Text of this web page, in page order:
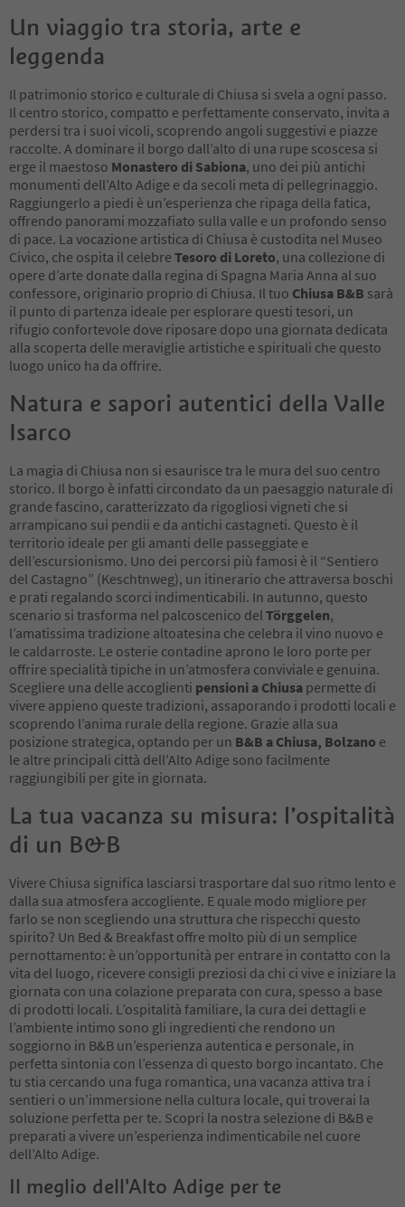
Un viaggio tra storia, arte e
leggenda
Il patrimonio storico e culturale di Chiusa si svela a ogni passo.
Il centro storico, compatto e perfettamente conservato, invita a
perdersi tra i suoi vicoli, scoprendo angoli suggestivi e piazze
raccolte. A dominare il borgo dall’alto di una rupe scoscesa si
erge il maestoso Monastero di Sabiona, uno dei più antichi
monumenti dell’Alto Adige e da secoli meta di pellegrinaggio.
Raggiungerlo a piedi è un’esperienza che ripaga della fatica,
offrendo panorami mozzafiato sulla valle e un profondo senso
di pace. La vocazione artistica di Chiusa è custodita nel Museo
Civico, che ospita il celebre Tesoro di Loreto, una collezione di
opere d’arte donate dalla regina di Spagna Maria Anna al suo
confessore, originario proprio di Chiusa. Il tuo Chiusa B&B sarà
il punto di partenza ideale per esplorare questi tesori, un
rifugio confortevole dove riposare dopo una giornata dedicata
alla scoperta delle meraviglie artistiche e spirituali che questo
luogo unico ha da offrire.
Natura e sapori autentici della Valle
Isarco
La magia di Chiusa non si esaurisce tra le mura del suo centro
storico. Il borgo è infatti circondato da un paesaggio naturale di
grande fascino, caratterizzato da rigogliosi vigneti che si
arrampicano sui pendii e da antichi castagneti. Questo è il
territorio ideale per gli amanti delle passeggiate e
dell’escursionismo. Uno dei percorsi più famosi è il “Sentiero
del Castagno” (Keschtnweg), un itinerario che attraversa boschi
e prati regalando scorci indimenticabili. In autunno, questo
scenario si trasforma nel palcoscenico del Törggelen,
l’amatissima tradizione altoatesina che celebra il vino nuovo e
le caldarroste. Le osterie contadine aprono le loro porte per
offrire specialità tipiche in un’atmosfera conviviale e genuina.
Scegliere una delle accoglienti pensioni a Chiusa permette di
vivere appieno queste tradizioni, assaporando i prodotti locali e
scoprendo l’anima rurale della regione. Grazie alla sua
posizione strategica, optando per un B&B a Chiusa, Bolzano e
le altre principali città dell'Alto Adige sono facilmente
raggiungibili per gite in giornata.
La tua vacanza su misura: l’ospitalità
di un B&B
Vivere Chiusa significa lasciarsi trasportare dal suo ritmo lento e
dalla sua atmosfera accogliente. E quale modo migliore per
farlo se non scegliendo una struttura che rispecchi questo
spirito? Un Bed & Breakfast offre molto più di un semplice
pernottamento: è un’opportunità per entrare in contatto con la
vita del luogo, ricevere consigli preziosi da chi ci vive e iniziare la
giornata con una colazione preparata con cura, spesso a base
di prodotti locali. L’ospitalità familiare, la cura dei dettagli e
l’ambiente intimo sono gli ingredienti che rendono un
soggiorno in B&B un’esperienza autentica e personale, in
perfetta sintonia con l’essenza di questo borgo incantato. Che
tu stia cercando una fuga romantica, una vacanza attiva tra i
sentieri o un’immersione nella cultura locale, qui troverai la
soluzione perfetta per te. Scopri la nostra selezione di B&B e
preparati a vivere un’esperienza indimenticabile nel cuore
dell’Alto Adige.
Il meglio dell'Alto Adige per te